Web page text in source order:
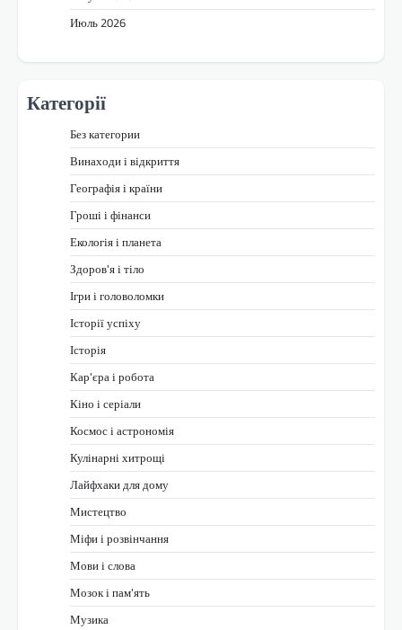
Июль 2026
Категорії
Без категории
Винаходи і відкриття
Географія і країни
Гроші і фінанси
Екологія і планета
Здоров'я і тіло
Ігри і головоломки
Історії успіху
Історія
Кар'єра і робота
Кіно і серіали
Космос і астрономія
Кулінарні хитрощі
Лайфхаки для дому
Мистецтво
Міфи і розвінчання
Мови і слова
Мозок і пам'ять
Музика